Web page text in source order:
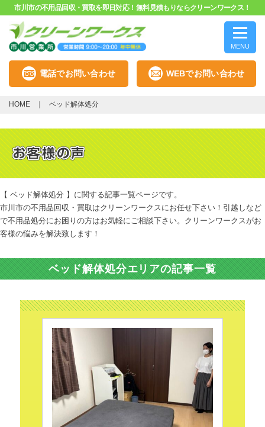
市川市の不用品回収・買取を即日対応！無料見積もりならクリーンワークス！
MENU
電話でお問い合わせ WEBでお問い合わせ
HOME ベッド解体処分
【 ベッド解体処分 】に関する記事一覧ページです。
市川市の不用品回収・買取はクリーンワークスにお任せ下さい！引越しなど
で不用品処分にお困りの方はお気軽にご相談下さい。クリーンワークスがお
客様の悩みを解決致します！
ベッド解体処分エリアの記事一覧